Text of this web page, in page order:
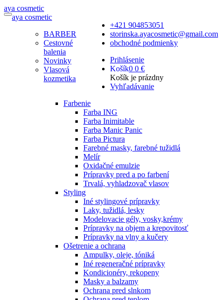
aya cosmetic
+421 904853051
storinska.ayacosmetic@gmail.com
obchodné podmienky
Prihlásenie
Košík0 0 €
Košík je prázdny
Vyhľadávanie
aya cosmetic
BARBER
Cestovné
balenia
Novinky
Vlasová
kozmetika
Farbenie
Farba ING
Farba Inimitable
Farba Manic Panic
Farba Pictura
Farebné masky, farebné tužidlá
Melír
Oxidačné emulzie
Prípravky pred a po farbení
Trvalá, vyhladzovač vlasov
Styling
Iné stylingové prípravky
Laky, tužidlá, lesky
Modelovacie gély, vosky,krémy
Prípravky na objem a krepovitosť
Prípravky na vlny a kučery
Ošetrenie a ochrana
Ampulky, oleje, tóniká
Iné regeneračné prípravky
Kondicionéry, rekopeny
Masky a balzamy
Ochrana pred slnkom